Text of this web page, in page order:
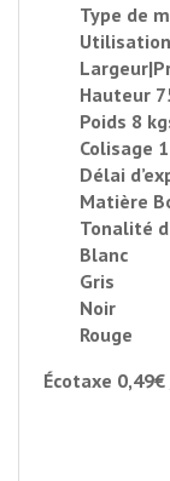
Type de
Hauteur
Poids 8
Colisage 1
Délai
Matière
Tonalité
Blanc
Gris
Noir
Rouge
Écotaxe